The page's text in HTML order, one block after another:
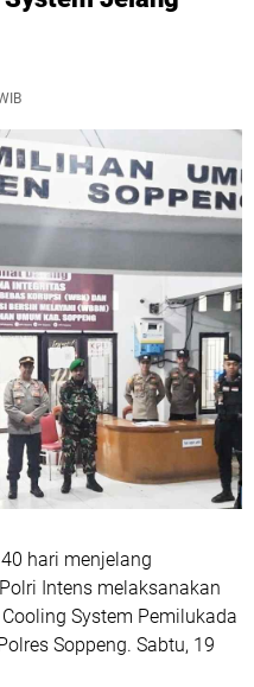
40 hari menjelang
Intens melaksanakan
System Pemilukada
Soppeng. Sabtu, 19